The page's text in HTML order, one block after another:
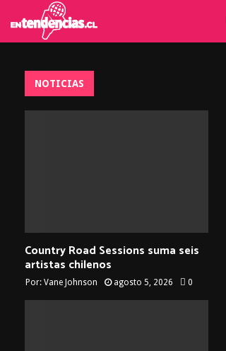
NOTICIAS
Country Road Sessions suma seis
artistas chilenos
Por: Vane Johnson agosto 5, 2026 0